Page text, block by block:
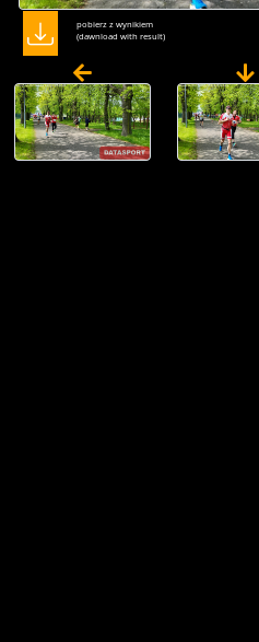
pobierz z wynikiem
(dawnload with result)